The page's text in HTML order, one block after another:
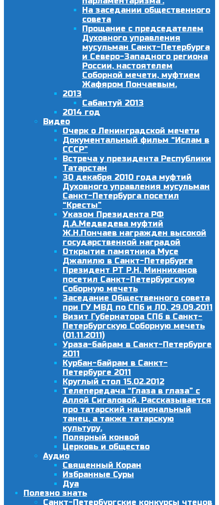
На заседании общественного
совета
Прощание с председателем
Духовного управления
мусульман Санкт-Петербурга
и Северо-Западного региона
России, настоятелем
Соборной мечети, муфтием
Жафяром Пончаевым.
2013
Сабантуй 2013
2014 год
Видео
Очерк о Ленинградской мечети
Документальный фильм “Ислам в
СССР”
Встреча у президента Республики
Татарстан
30 декабря 2010 года муфтий
Духовного управления мусульман
Санкт-Петербурга посетил
“Кресты”
Указом Президента РФ
Д.А.Медведева муфтий
Ж.Н.Пончаев награжден высокой
государственной наградой
Открытие памятника Мусе
Джалилю в Санкт-Петербурге
Президент РТ Р.Н. Минниханов
посетил Санкт-Петербургскую
Соборную мечеть
Заседание Общественного совета
при ГУ МВД по СПб и ЛО, 29.09.2011
Визит Губернатора СПб в Санкт-
Петербургскую Соборную мечеть
(01.11.2011)
Ураза-байрам в Санкт-Петербурге
2011
Курбан-байрам в Санкт-
Петербурге 2011
Круглый стол 15.02.2012
Телепередача “Глаза в глаза” с
Аллой Сигаловой. Рассказывается
про татарский национальный
танец, а также татарскую
культуру.
Полярный конвой
Церковь и общество
Аудио
Священный Коран
Избранные Суры
Дуа
Полезно знать
Санкт-Петербургские конкурсы чтецов